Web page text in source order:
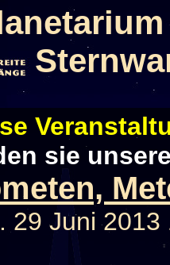
sie
29 Juni 2013